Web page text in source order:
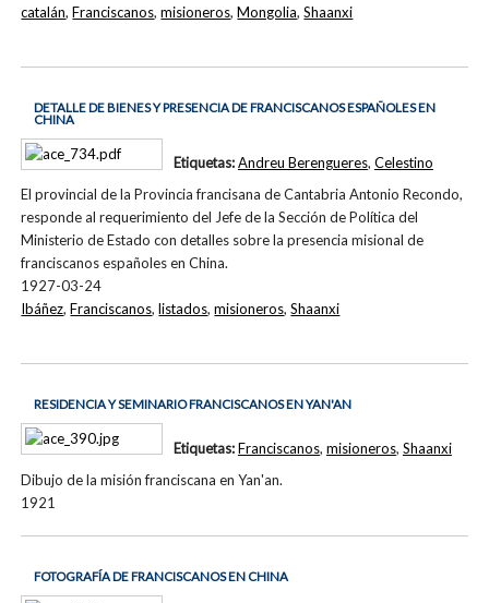
catalán,Franciscanos,misioneros,Mongolia,Shaanxi
DETALLE DE BIENES Y PRESENCIA DE FRANCISCANOS ESPAÑOLES EN
CHINA
El provincial de la Provincia francisana de Cantabria Antonio Recondo,
responde al requerimiento del Jefe de la Sección de Política del
Ministerio de Estado con detalles sobre la presencia misional de
franciscanos españoles en China.
1927-03-24
Etiquetas:Andreu Berengueres, Celestino
Ibáñez,Franciscanos,listados,misioneros,Shaanxi
RESIDENCIA Y SEMINARIO FRANCISCANOS EN YAN'AN
Dibujo de la misión franciscana en Yan'an.
1921
Etiquetas:Franciscanos, misioneros, Shaanxi
FOTOGRAFÍA DE FRANCISCANOS EN CHINA